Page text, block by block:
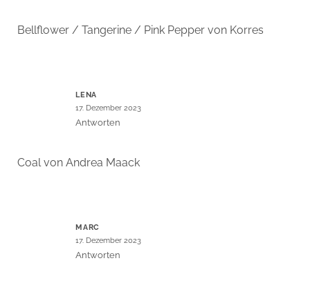
Bellflower / Tangerine / Pink Pepper von Korres
LENA
17. Dezember 2023
Antworten
Coal von Andrea Maack
MARC
17. Dezember 2023
Antworten